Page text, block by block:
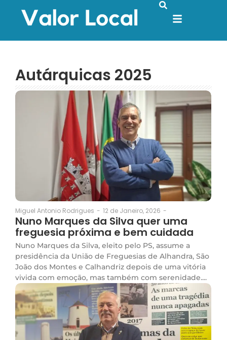
Autárquicas 2025
Miguel Antonio Rodrigues - 12 de Janeiro, 2026 -
Nuno Marques da Silva quer uma
freguesia próxima e bem cuidada
Nuno Marques da Silva, eleito pelo PS, assume a
presidência da União de Freguesias de Alhandra, São
João dos Montes e Calhandriz depois de uma vitória
vivida com emoção, mas também com serenidade....